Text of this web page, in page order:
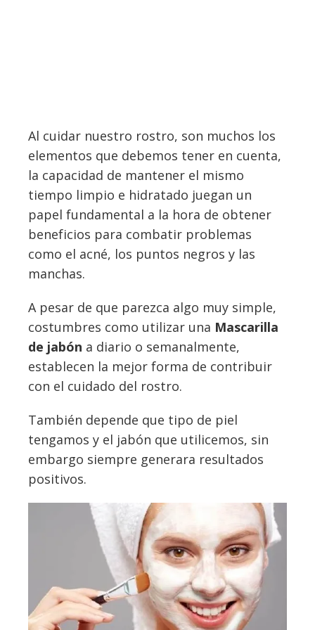
Al cuidar nuestro rostro, son muchos los
elementos que debemos tener en cuenta,
la capacidad de mantener el mismo
tiempo limpio e hidratado juegan un
papel fundamental a la hora de obtener
beneficios para combatir problemas
como el acné, los puntos negros y las
manchas.
A pesar de que parezca algo muy simple,
costumbres como utilizar una Mascarilla
de jabón a diario o semanalmente,
establecen la mejor forma de contribuir
con el cuidado del rostro.
También depende que tipo de piel
tengamos y el jabón que utilicemos, sin
embargo siempre generara resultados
positivos.